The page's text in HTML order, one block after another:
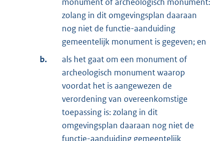
zolang in dit omgevingsplan daaraan
nog niet de functie-aanduiding
gemeentelijk monument is gegeven; en
b.
als het gaat om een monument of
archeologisch monument waarop
voordat het is aangewezen de
verordening van overeenkomstige
toepassing is: zolang in dit
omgevingsplan daaraan nog niet de
functie-aanduiding gemeentelijk